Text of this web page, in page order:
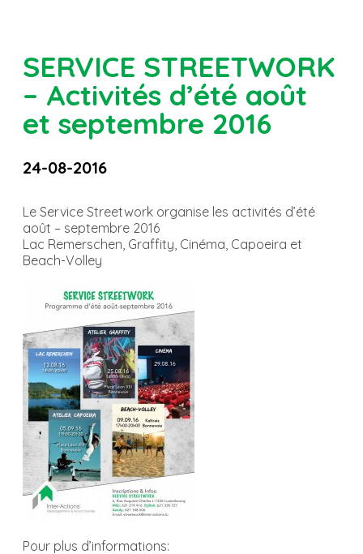
SERVICE STREETWORK
– Activités d’été août
et septembre 2016
24-08-2016
Le Service Streetwork organise les activités d’été
août – septembre 2016
Lac Remerschen, Graffity, Cinéma, Capoeira et
Beach-Volley
Pour plus d’informations: